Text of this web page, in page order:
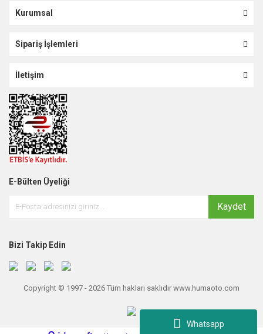
Whatsapp
Kurumsal
Sipariş İşlemleri
İletişim
E-Bülten Üyeliği
Kaydet
Bizi Takip Edin
Copyright © 1997 - 2026 Tüm hakları saklıdır www.humaoto.com